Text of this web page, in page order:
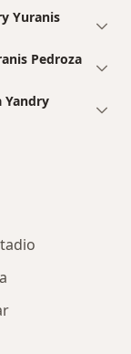
Yuranis
Pedroza
Yandry